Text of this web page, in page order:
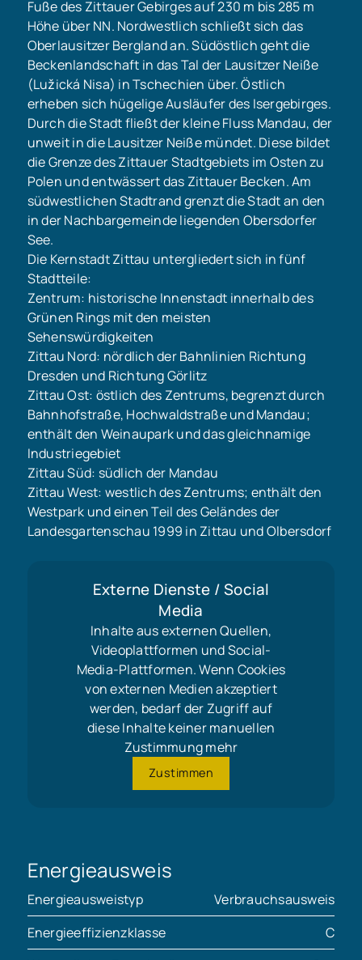
Fuße des Zittauer Gebirges auf 230 m bis 285 m
Höhe über NN. Nordwestlich schließt sich das
Oberlausitzer Bergland an. Südöstlich geht die
Beckenlandschaft in das Tal der Lausitzer Neiße
(Lužická Nisa) in Tschechien über. Östlich
erheben sich hügelige Ausläufer des Isergebirges.
Durch die Stadt fließt der kleine Fluss Mandau, der
unweit in die Lausitzer Neiße mündet. Diese bildet
die Grenze des Zittauer Stadtgebiets im Osten zu
Polen und entwässert das Zittauer Becken. Am
südwestlichen Stadtrand grenzt die Stadt an den
in der Nachbargemeinde liegenden Obersdorfer
See.
Die Kernstadt Zittau untergliedert sich in fünf
Stadtteile:
Zentrum: historische Innenstadt innerhalb des
Grünen Rings mit den meisten
Sehenswürdigkeiten
Zittau Nord: nördlich der Bahnlinien Richtung
Dresden und Richtung Görlitz
Zittau Ost: östlich des Zentrums, begrenzt durch
Bahnhofstraße, Hochwaldstraße und Mandau;
enthält den Weinaupark und das gleichnamige
Industriegebiet
Zittau Süd: südlich der Mandau
Zittau West: westlich des Zentrums; enthält den
Westpark und einen Teil des Geländes der
Landesgartenschau 1999 in Zittau und Olbersdorf
Externe Dienste / Social
Media
Inhalte aus externen Quellen,
Videoplattformen und Social-
Media-Plattformen. Wenn Cookies
von externen Medien akzeptiert
werden, bedarf der Zugriff auf
diese Inhalte keiner manuellen
Zustimmung mehr
Zustimmen
Energieausweis
Energieausweistyp
Verbrauchsausweis
Energieeffizienzklasse
C